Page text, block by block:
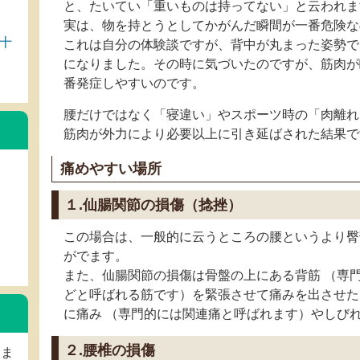
と、たいてい「重いものは持ってない」と云われ
実は、物を持とうとしてかがんだ瞬間が一番危険
これは自分の体験談ですが、背中が丸まった姿勢
になりました。その時に気づいたのですが、筋肉
番発症しやすいのです。
腰だけではなく「寝違い」やスポーツ時の「肉離
筋肉が外力により必要以上に引き延ばされた結果
痛めやすい場所
１.仙腸関節の損傷（捻挫）
この場合は、一般的に云うところの腰というより
がでます。
また、仙腸関節の損傷は骨盤の上にある背筋 （専
どと呼ばれる筋です）を緊張させて痛みを出させ
に痛み （専門的には関連痛と呼ばれます）やしび
２.腰椎の損傷